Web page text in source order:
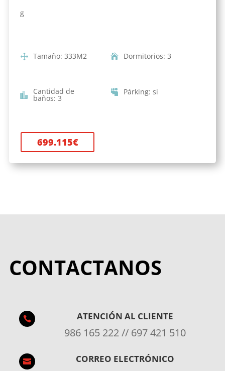
g
Tamaño: 333M2 Dormitorios: 3
Cantidad de
baños: 3
Párking: si
699.115€
CONTACTANOS
 ATENCIÓN AL CLIENTE
986 165 222 // 697 421 510
 CORREO ELECTRÓNICO